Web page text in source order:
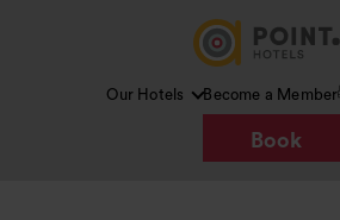
Our Hotels Become a Member
Book